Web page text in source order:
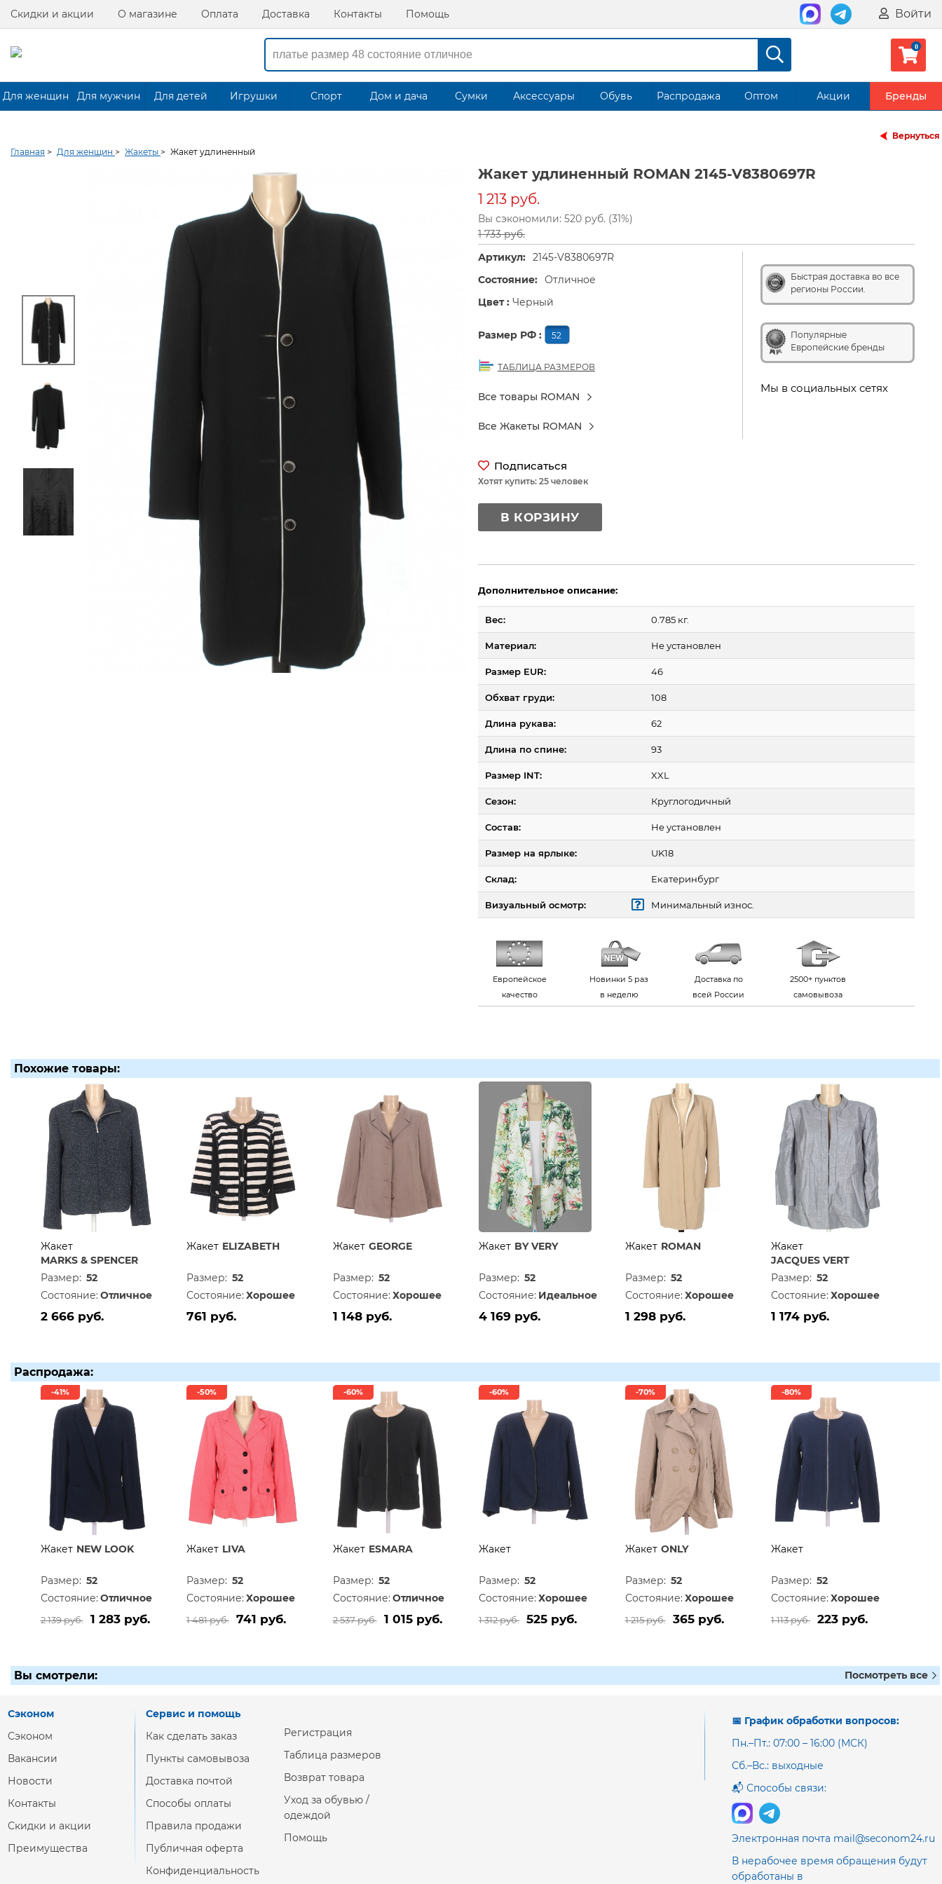
Скидки и акции О магазине Оплата Доставка Контакты Помощь Войти
Для женщин Для мужчин Для детей Игрушки Спорт Дом и дача Сумки Аксессуары Обувь Распродажа Оптом Акции Бренды
Вернуться
Главная > Для женщин > Жакеты > Жакет удлиненный
Жакет удлиненный ROMAN 2145-V8380697R
1 213 руб.
Вы сэкономили: 520 руб. (31%)
1 733 руб.
Быстрая доставка во все
регионы России.
Популярные
Европейские бренды
Мы в социальных сетях
Артикул: 2145-V8380697R
Состояние: Отличное
Цвет : Черный
Размер РФ : 52
ТАБЛИЦА РАЗМЕРОВ
Все товары ROMAN
Все Жакеты ROMAN
Подписаться
Хотят купить: 25 человек
В КОРЗИНУ
Дополнительное описание:
Вес: 0.785 кг.
Материал: Не установлен
Размер EUR: 46
Обхват груди: 108
Длина рукава: 62
Длина по спине: 93
Размер INT: XXL
Сезон: Круглогодичный
Состав: Не установлен
Размер на ярлыке: UK18
Склад: Екатеринбург
Визуальный осмотр: Минимальный износ.
Европейское
качество
Новинки 5 раз
в неделю
Доставка по
всей России
2500+ пунктов
самовывоза
Похожие товары:
Жакет
MARKS & SPENCER
Размер: 52
Состояние: Отличное
2 666 руб.
Жакет ELIZABETH
Размер: 52
Состояние: Хорошее
761 руб.
Жакет GEORGE
Размер: 52
Состояние: Хорошее
1 148 руб.
Жакет BY VERY
Размер: 52
Состояние: Идеальное
4 169 руб.
Жакет ROMAN
Размер: 52
Состояние: Хорошее
1 298 руб.
Жакет
JACQUES VERT
Размер: 52
Состояние: Хорошее
1 174 руб.
Распродажа:
-41%
Жакет NEW LOOK
Размер: 52
Состояние: Отличное
2 139 руб. 1 283 руб.
-50%
Жакет LIVA
Размер: 52
Состояние: Хорошее
1 481 руб. 741 руб.
-60%
Жакет ESMARA
Размер: 52
Состояние: Отличное
2 537 руб. 1 015 руб.
-60%
Жакет
Размер: 52
Состояние: Хорошее
1 312 руб. 525 руб.
-70%
Жакет ONLY
Размер: 52
Состояние: Хорошее
1 215 руб. 365 руб.
-80%
Жакет
Размер: 52
Состояние: Хорошее
1 113 руб. 223 руб.
Вы смотрели: Посмотреть все
📅 График обработки вопросов:
Пн.–Пт.: 07:00 – 16:00 (МСК)
Сб.–Вс.: выходные
📬 Способы связи:
Электронная почта mail@seconom24.ru
В нерабочее время обращения будут
обработаны в
Сэконом
Сэконом
Вакансии
Новости
Контакты
Скидки и акции
Преимущества
Сервис и помощь
Как сделать заказ
Пункты самовывоза
Доставка почтой
Способы оплаты
Правила продажи
Публичная оферта
Конфиденциальность
Регистрация
Таблица размеров
Возврат товара
Уход за обувью /
одеждой
Помощь